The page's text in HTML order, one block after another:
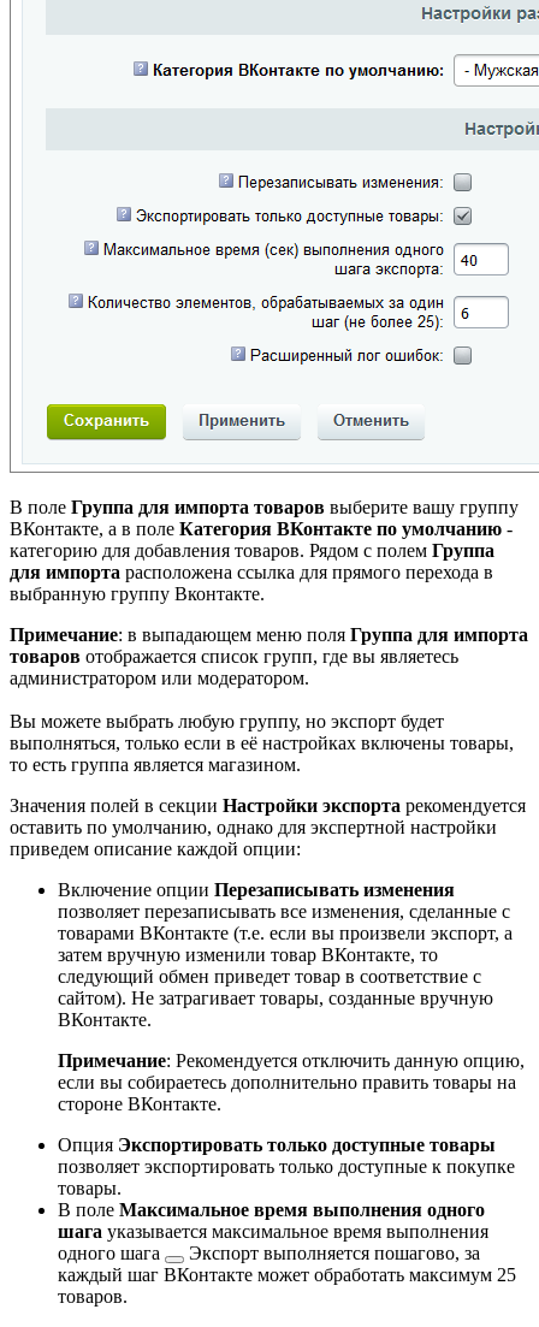
В поле Группа для импорта товаров выберите вашу группу
ВКонтакте, а в поле Категория ВКонтакте по умолчанию -
категорию для добавления товаров. Рядом с полем Группа
для импорта расположена ссылка для прямого перехода в
выбранную группу Вконтакте.
Примечание: в выпадающем меню поля Группа для импорта
товаров отображается список групп, где вы являетесь
администратором или модератором.
Вы можете выбрать любую группу, но экспорт будет
выполняться, только если в её настройках включены товары,
то есть группа является магазином.
Значения полей в секции Настройки экспорта рекомендуется
оставить по умолчанию, однако для экспертной настройки
приведем описание каждой опции:
Включение опции Перезаписывать изменения
позволяет перезаписывать все изменения, сделанные с
товарами ВКонтакте (т.е. если вы произвели экспорт, а
затем вручную изменили товар ВКонтакте, то
следующий обмен приведет товар в соответствие с
сайтом). Не затрагивает товары, созданные вручную
ВКонтакте.
Примечание: Рекомендуется отключить данную опцию,
если вы собираетесь дополнительно править товары на
стороне ВКонтакте.
Опция Экспортировать только доступные товары
позволяет экспортировать только доступные к покупке
товары.
В поле Максимальное время выполнения одного
шага указывается максимальное время выполнения
одного шага
Экспорт выполняется пошагово, за
каждый шаг ВКонтакте может обработать максимум 25
товаров.